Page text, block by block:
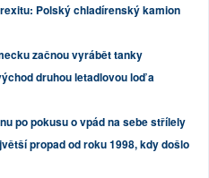
Polský chladírenský kamion
začnou vyrábět tanky
druhou letadlovou loď a
po pokusu o vpád na sebe střílely
propad od roku 1998, kdy došlo